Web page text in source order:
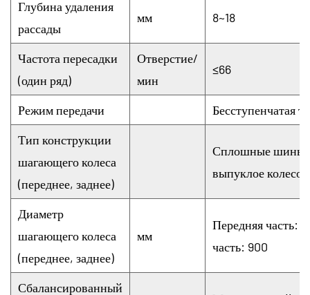
Глубина удаления
рассады
мм 8~18
Частота пересадки
(один ряд)
Отверстие/
мин
≤66
Режим передачи
Бесступенчатая
Тип конструкции
шагающего колеса
(переднее, заднее)
Сплошные шины
выпуклое
Диаметр
шагающего колеса
(переднее, заднее)
мм
Передняя часть:
часть: 900
Сбалансированный